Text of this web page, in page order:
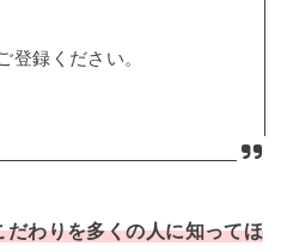
登録ください。
わりを多くの人に知ってほ